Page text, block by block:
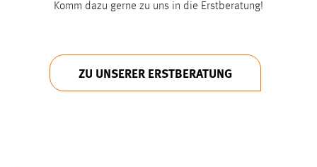
Komm dazu gerne zu uns in die Erstberatung!
ZU UNSERER ERSTBERATUNG
gespeichert, ob man eingeloggt ist.
Name:
site-language-preference